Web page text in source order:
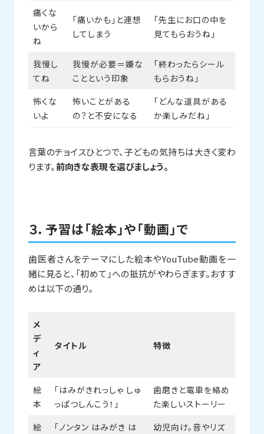
痛くな
いから
ね
「痛いかも」と連想
してしまう
「先生にお口の中を
見てもらおうね」
我慢し
てね
我慢が必要＝嫌な
ことという印象
「終わったらシール
もらおうね」
怖くな
いよ
怖いことがある
の？と不安になる
「どんな道具がある
か楽しみだね」
言葉のチョイスひとつで、子どもの気持ちは大きく変わ
ります。前向きな表現を選びましょう。
３．予習は「絵本」や「動画」で
歯医者さんをテーマにした絵本やYouTube動画を一
緒に見ると、「初めて」への抵抗がやわらぎます。おすす
めは以下の通り。
メ
デ
ィ
ア
タイトル 特徴
絵
本
「はみがきれっしゃ しゅ
っぱつしんこう！」
歯磨きと電車を絡め
た楽しいストーリー
絵
「ノンタン はみがき は
幼児向け。音やリズ